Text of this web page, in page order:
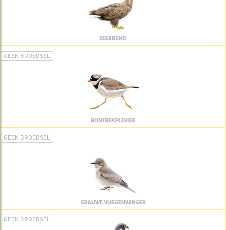
ZEEAREND
GEEN BROEDSEL
BONTBEKPLEVIER
GEEN BROEDSEL
GRAUWE VLIEGENVANGER
GEEN BROEDSEL